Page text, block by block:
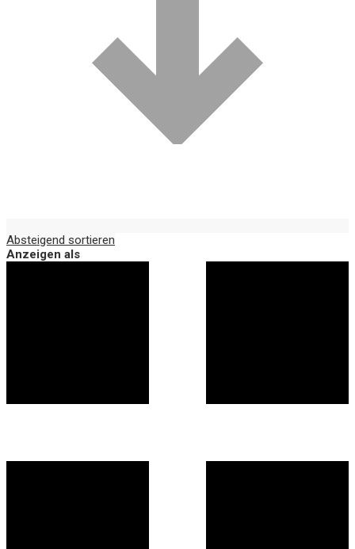
Absteigend sortieren
Anzeigen als